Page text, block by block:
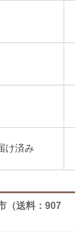
け済み
（送料：907